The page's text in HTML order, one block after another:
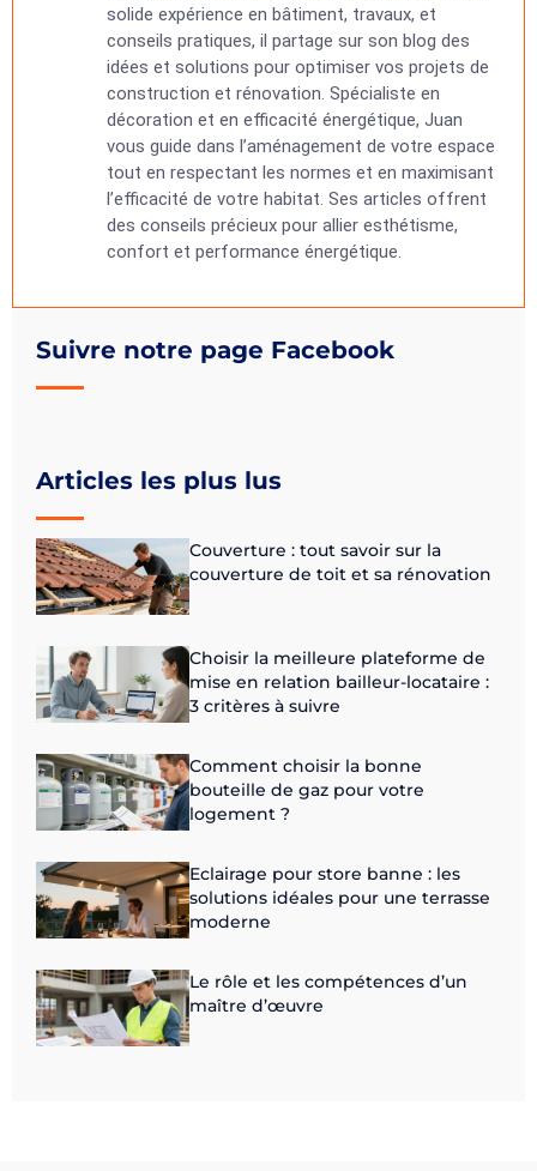
Suivre notre page Facebook
Articles les plus lus
Couverture : tout savoir sur la
couverture de toit et sa rénovation
Choisir la meilleure plateforme de
mise en relation bailleur-locataire :
3 critères à suivre
Comment choisir la bonne
bouteille de gaz pour votre
logement ?
Eclairage pour store banne : les
solutions idéales pour une terrasse
moderne
Le rôle et les compétences d’un
maître d’œuvre
solide expérience en bâtiment, travaux, et
conseils pratiques, il partage sur son blog des
idées et solutions pour optimiser vos projets de
construction et rénovation. Spécialiste en
décoration et en efficacité énergétique, Juan
vous guide dans l’aménagement de votre espace
tout en respectant les normes et en maximisant
l’efficacité de votre habitat. Ses articles offrent
des conseils précieux pour allier esthétisme,
confort et performance énergétique.